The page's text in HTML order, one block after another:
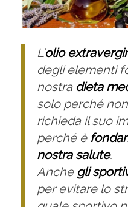
L’olio
degli elementi
nostra dieta
solo perché
richieda il suo
perché è
nostra salute.
Anche gli
per evitare lo